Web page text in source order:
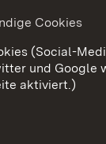
Cookies
Cookies
(Social-
und Google
aktiviert.)